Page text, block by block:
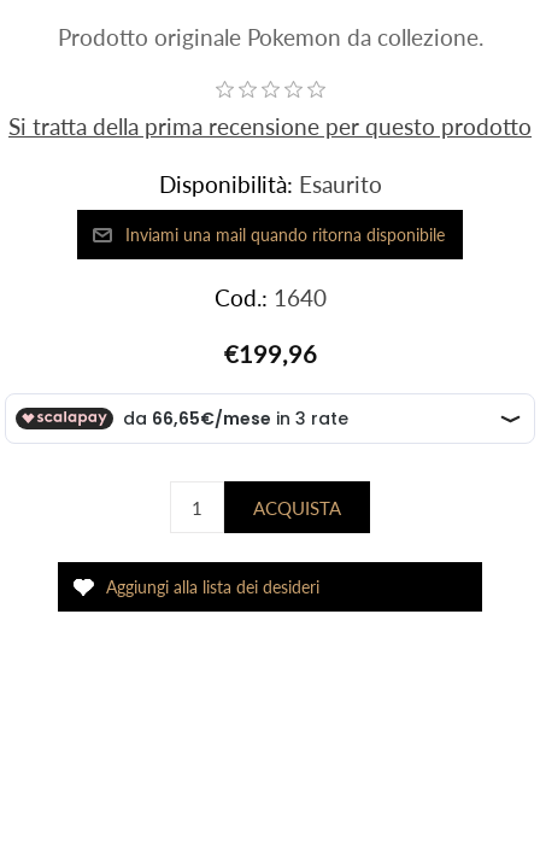
Prodotto originale Pokemon da collezione.
Si tratta della prima recensione per questo prodotto
Disponibilità: Esaurito
Cod.: 1640
€199,96